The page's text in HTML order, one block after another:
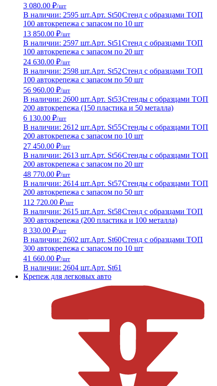
3 080.00 ₽/шт
В наличии: 2595 шт.Арт. St50Стенд с образцами ТОП
100 автокрепежа с запасом по 10 шт
13 850.00 ₽/шт
В наличии: 2597 шт.Арт. St51 Стенд с образцами ТОП
100 автокрепежа с запасом по 20 шт
24 630.00 ₽/шт
В наличии: 2598 шт.Арт. St52Стенд с образцами ТОП
100 автокрепежа с запасом по 50 шт
56 960.00 ₽/шт
В наличии: 2600 шт.Арт. St53Стенды с образцами ТОП
200 автокрепежа (150 пластика и 50 металла)
6 130.00 ₽/шт
В наличии: 2612 шт.Арт. St55Стенды с образцами ТОП
200 автокрепежа с запасом по 10 шт
27 450.00 ₽/шт
В наличии: 2613 шт.Арт. St56Стенды с образцами ТОП
200 автокрепежа с запасом по 20 шт
48 770.00 ₽/шт
В наличии: 2614 шт.Арт. St57Стенды с образцами ТОП
200 автокрепежа с запасом по 50 шт
112 720.00 ₽/шт
В наличии: 2615 шт.Арт. St58Стенд с образцами ТОП
300 автокрепежа (200 пластика и 100 металла)
8 330.00 ₽/шт
В наличии: 2602 шт.Арт. St60Стенд с образцами ТОП
300 автокрепежа с запасом по 10 шт
41 660.00 ₽/шт
В наличии: 2604 шт.Арт. St61
Крепеж для легковых авто